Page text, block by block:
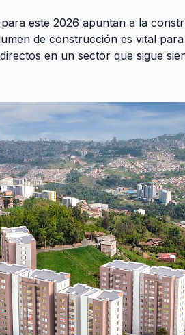
este 2026 apuntan a la
de construcción es vital
en un sector que sigue